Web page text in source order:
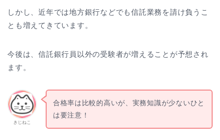
しかし、近年では地方銀行などでも信託業務を請け負うこ
とも増えてきています。
今後は、信託銀行員以外の受験者が増えることが予想され
ます。
きじねこ
合格率は比較的高いが、実務知識が少ないひと
は要注意！